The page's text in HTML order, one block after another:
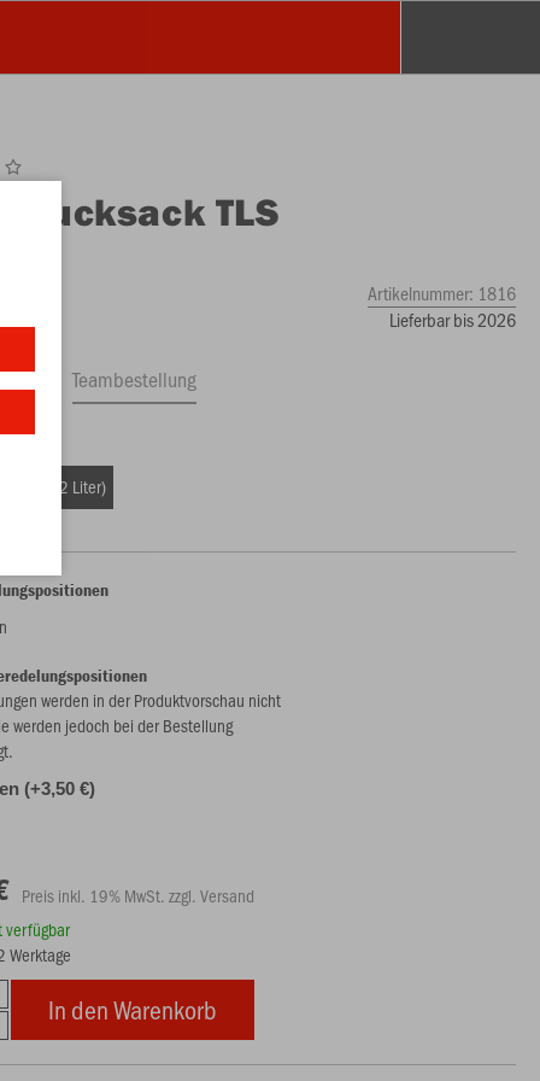
Rucksack TLS
Artikelnummer: 1816
Lieferbar bis 2026
Teambestellung
€)
(ca. 32 Liter)
werden in der Produktvorschau nicht
werden jedoch bei der Bestellung
(+3,50 €)
Preis inkl. 19% MwSt. zzgl. Versand
verfügbar
Werktage
In den Warenkorb